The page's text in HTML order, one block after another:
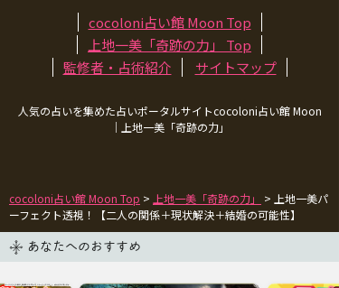
cocoloni占い館 Moon Top
上地一美「奇跡の力」
Top
監修者・占術紹介
サイトマップ
人気の占いを集めた占いポータルサイトcocoloni占い館 Moon
｜ 上地一美「奇跡の力」
cocoloni占い館 Moon Top > 上地一美「奇跡の力」
> 上地一美パ
ーフェクト透視！【二人の関係＋現状解決＋結婚の可能性】
あなたへのおすすめ